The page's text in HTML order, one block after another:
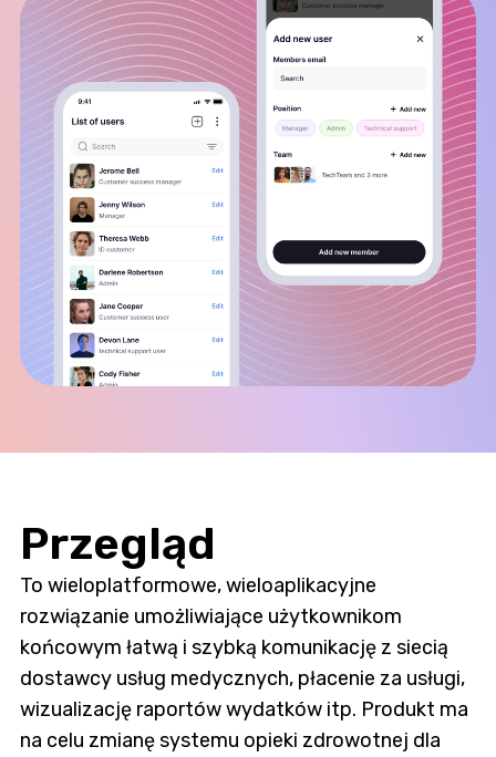
Przegląd
To wieloplatformowe, wieloaplikacyjne
rozwiązanie umożliwiające użytkownikom
końcowym łatwą i szybką komunikację z siecią
dostawcy usług medycznych, płacenie za usługi,
wizualizację raportów wydatków itp. Produkt ma
na celu zmianę systemu opieki zdrowotnej dla